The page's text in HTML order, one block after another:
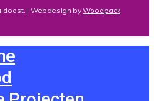
| Webdesign by Woodpack